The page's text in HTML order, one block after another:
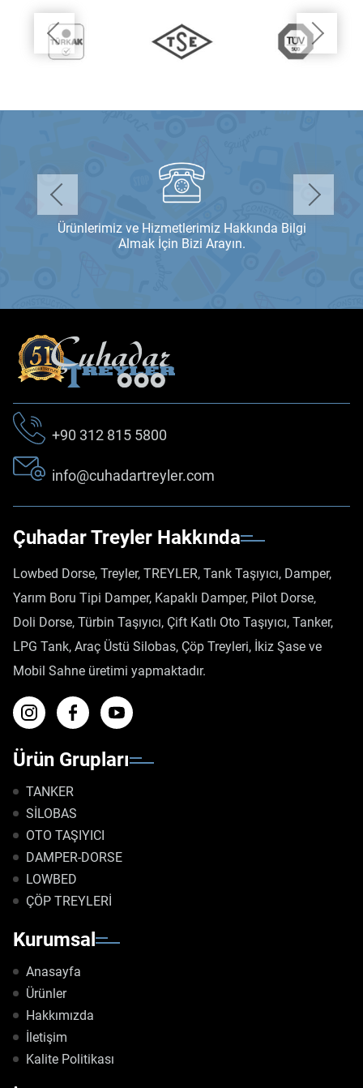
Ürünlerimiz ve Hizmetlerimiz Hakkında Bilgi
Almak İçin Bizi Arayın.
+90 312 815 5800
info@cuhadartreyler.com
Çuhadar Treyler Hakkında
Lowbed Dorse, Treyler, TREYLER, Tank Taşıyıcı, Damper,
Yarım Boru Tipi Damper, Kapaklı Damper, Pilot Dorse,
Doli Dorse, Türbin Taşıyıcı, Çift Katlı Oto Taşıyıcı, Tanker,
LPG Tank, Araç Üstü Silobas, Çöp Treyleri, İkiz Şase ve
Mobil Sahne üretimi yapmaktadır.
Ürün Grupları
TANKER
SİLOBAS
OTO TAŞIYICI
DAMPER-DORSE
LOWBED
ÇÖP TREYLERİ
Kurumsal
Anasayfa
Ürünler
Hakkımızda
İletişim
Kalite Politikası